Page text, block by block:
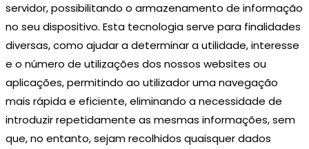
servidor, possibilitando o armazenamento de informação
no seu dispositivo. Esta tecnologia serve para finalidades
diversas, como ajudar a determinar a utilidade, interesse
e o número de utilizações dos nossos websites ou
aplicações, permitindo ao utilizador uma navegação
mais rápida e eficiente, eliminando a necessidade de
introduzir repetidamente as mesmas informações, sem
que, no entanto, sejam recolhidos quaisquer dados